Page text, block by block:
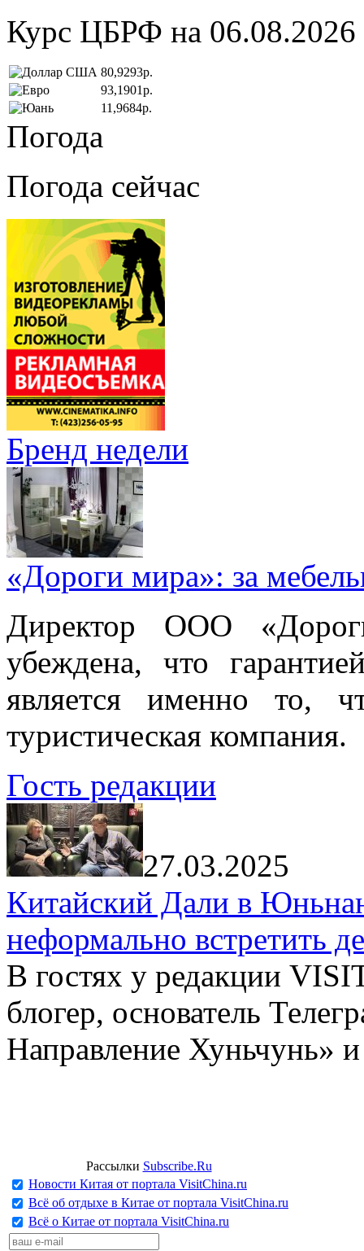
Курс ЦБРФ на 06.08.2026
80,9293р.
93,1901р.
11,9684р.
Погода
Погода сейчас
Бренд недели
«Дороги мира»: за
Директор ООО
убеждена, что
является именно то,
туристическая компания.
Гость редакции
27.03.2025
Китайский Дали в
неформально встретить
В гостях у редакции
блогер, основатель
Направление Хуньчунь»
Рассылки Subscribe.Ru
Новости Китая от портала VisitChina.ru
Всё об отдыхе в Китае от портала VisitChina.ru
Всё о Китае от портала VisitChina.ru